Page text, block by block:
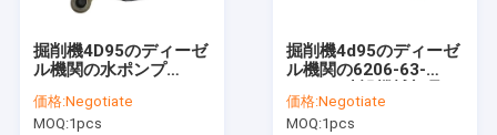
掘削機4D95のディーゼ
ル機関の水ポンプ
価格:Negotiate
MOQ:1pcs
掘削機4d95のディーゼ
ル機関の6206-63-
水ポンプ
価格:Negotiate
MOQ:1pcs